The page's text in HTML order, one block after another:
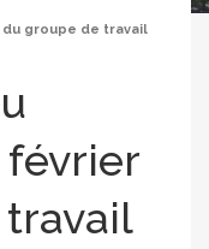
groupe de travail
février